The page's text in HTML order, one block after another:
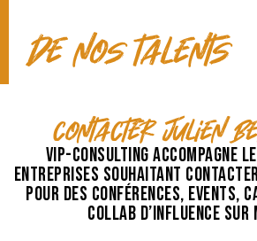
CONTACT & TEMPS
de nos talents
contacter Julien
VIP-Consulting accompagne
entreprises souhaitant contacter
pour des conférences, events,
collab d’influence sur